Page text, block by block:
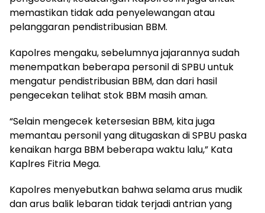
memastikan tidak ada penyelewangan atau
pelanggaran pendistribusian BBM.
Kapolres mengaku, sebelumnya jajarannya sudah
menempatkan beberapa personil di SPBU untuk
mengatur pendistribusian BBM, dan dari hasil
pengecekan telihat stok BBM masih aman.
“Selain mengecek ketersesian BBM, kita juga
memantau personil yang ditugaskan di SPBU paska
kenaikan harga BBM beberapa waktu lalu,” Kata
Kaplres Fitria Mega.
Kapolres menyebutkan bahwa selama arus mudik
dan arus balik lebaran tidak terjadi antrian yang